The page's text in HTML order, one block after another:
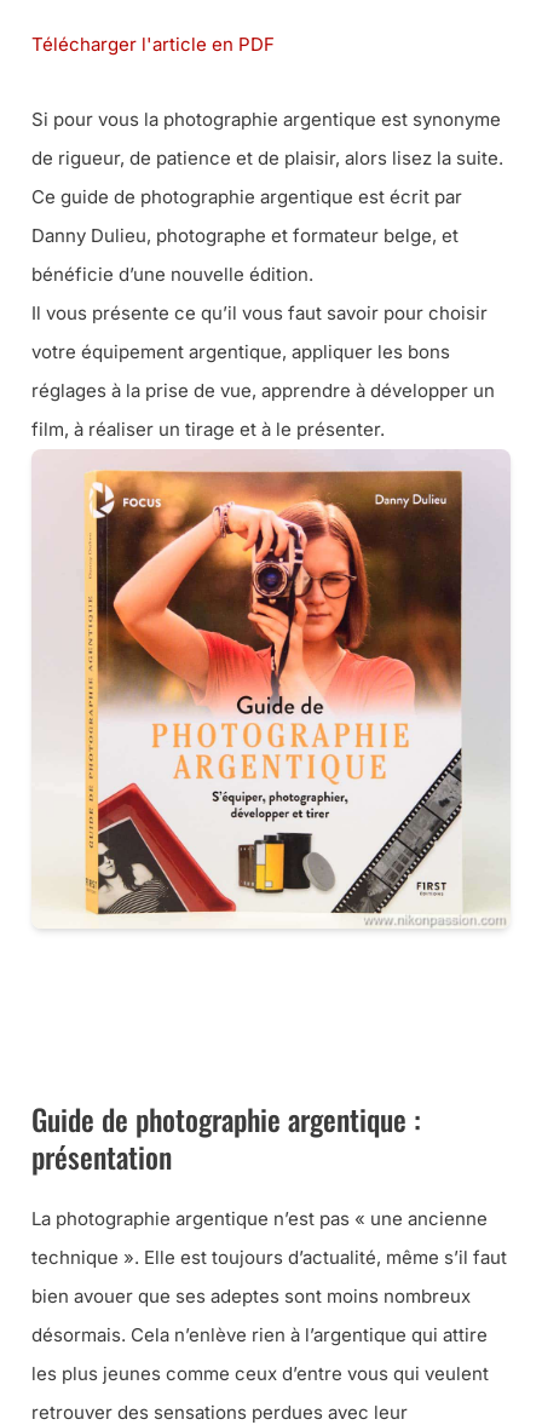
Télécharger l'article en PDF
Si pour vous la photographie argentique est synonyme
de rigueur, de patience et de plaisir, alors lisez la suite.
Ce guide de photographie argentique est écrit par
Danny Dulieu, photographe et formateur belge, et
bénéficie d’une nouvelle édition.
Il vous présente ce qu’il vous faut savoir pour choisir
votre équipement argentique, appliquer les bons
réglages à la prise de vue, apprendre à développer un
film, à réaliser un tirage et à le présenter.
Guide de photographie argentique :
présentation
La photographie argentique n’est pas « une ancienne
technique ». Elle est toujours d’actualité, même s’il faut
bien avouer que ses adeptes sont moins nombreux
désormais. Cela n’enlève rien à l’argentique qui attire
les plus jeunes comme ceux d’entre vous qui veulent
retrouver des sensations perdues avec leur